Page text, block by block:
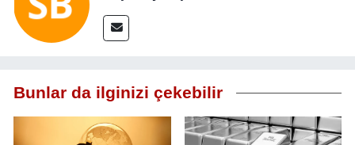
Bunlar da ilginizi çekebilir